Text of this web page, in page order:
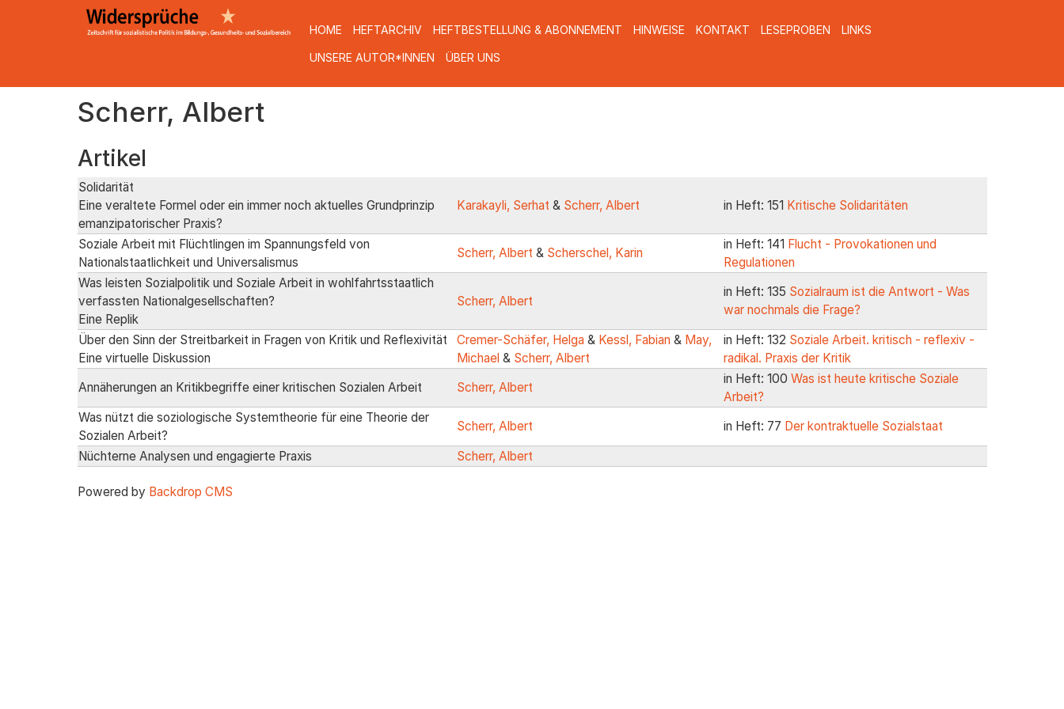
HOME HEFTARCHIV HEFTBESTELLUNG & ABONNEMENT HINWEISE KONTAKT LESEPROBEN LINKS
UNSERE AUTOR*INNEN ÜBER UNS
Scherr, Albert
Artikel
Solidarität
Eine veraltete Formel oder ein immer noch aktuelles Grundprinzip
emanzipatorischer Praxis?
Karakayli, Serhat& Scherr, Albert in Heft: 151 Kritische Solidaritäten
Soziale Arbeit mit Flüchtlingen im Spannungsfeld von
Nationalstaatlichkeit und Universalismus
Scherr, Albert& Scherschel, Karin
in Heft: 141 Flucht - Provokationen und
Regulationen
Was leisten Sozialpolitik und Soziale Arbeit in wohlfahrtsstaatlich
verfassten Nationalgesellschaften?
Eine Replik
Scherr, Albert
in Heft: 135 Sozialraum ist die Antwort - Was
war nochmals die Frage?
Über den Sinn der Streitbarkeit in Fragen von Kritik und Reflexivität
Eine virtuelle Diskussion
Cremer-Schäfer, Helga & Kessl, Fabian & May,
Michael & Scherr, Albert
in Heft: 132 Soziale Arbeit. kritisch - reflexiv -
radikal. Praxis der Kritik
Annäherungen an Kritikbegriffe einer kritischen Sozialen Arbeit
Scherr, Albert
in Heft: 100 Was ist heute kritische Soziale
Arbeit?
Was nützt die soziologische Systemtheorie für eine Theorie der
Sozialen Arbeit?
Scherr, Albert in Heft: 77 Der kontraktuelle Sozialstaat
Nüchterne Analysen und engagierte Praxis
Scherr, Albert
Powered by Backdrop CMS